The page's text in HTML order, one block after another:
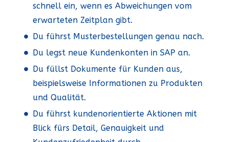
schnell ein, wenn es Abweichungen vom
erwarteten Zeitplan gibt.
Du führst Musterbestellungen genau nach.
Du legst neue Kundenkonten in SAP an.
Du füllst Dokumente für Kunden aus,
beispielsweise Informationen zu Produkten
und Qualität.
Du führst kundenorientierte Aktionen mit
Blick fürs Detail, Genauigkeit und